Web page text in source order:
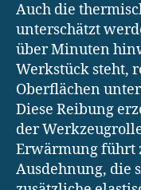
Auch die
unterschätzt
über Minuten
Werkstück steht,
Oberflächen
Diese Reibung
der
Erwärmung führt
Ausdehnung, die